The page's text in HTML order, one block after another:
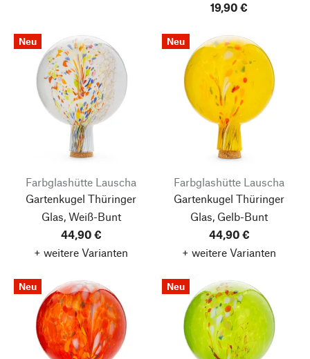
19,90 €
Neu
Farbglashütte Lauscha
Gartenkugel Thüringer
Glas, Weiß-Bunt
44,90 €
+ weitere Varianten
Neu
Farbglashütte Lauscha
Gartenkugel Thüringer
Glas, Gelb-Bunt
44,90 €
+ weitere Varianten
Neu Neu